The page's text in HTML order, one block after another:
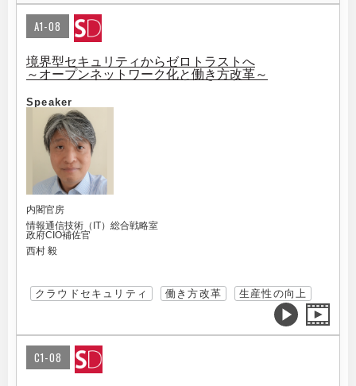
A1-08
境界型セキュリティからゼロトラストへ
～オープンネットワーク化と働き方改革～
Speaker
内閣官房
情報通信技術（IT）総合戦略室
政府CIO補佐官
西村 毅
クラウドセキュリティ 働き方改革 生産性の向上
C1-08